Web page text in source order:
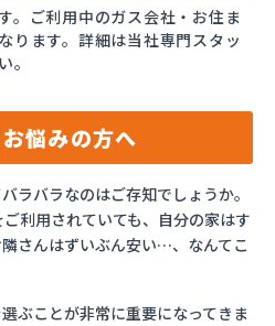
。ご利用中のガス会社・お住ま
ります。詳細は当社専門スタッ
。
悩みの方へ
ラバラなのはご存知でしょうか。
利用されていても、自分の家はす
さんはずいぶん安い…、なんてこ
ぶことが非常に重要になってきま